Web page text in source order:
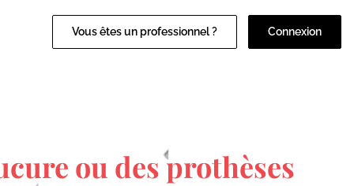
Vous êtes un professionnel ? Connexion
ou des prothèses